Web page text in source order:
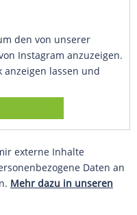
den von unserer
Instagram anzuzeigen.
anzeigen lassen und
externe Inhalte
Daten an
Mehr dazu in unseren